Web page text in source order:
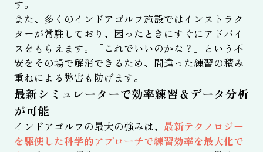
す。
また、多くのインドアゴルフ施設ではインストラク
ターが常駐しており、困ったときにすぐにアドバイ
スをもらえます。「これでいいのかな？」という不
安をその場で解消できるため、間違った練習の積み
重ねによる弊害も防げます。
最新シミュレーターで効率練習＆データ分析
が可能
インドアゴルフの最大の強みは、 最新テクノロジー
を駆使した科学的アプローチで練習効率を最大化で